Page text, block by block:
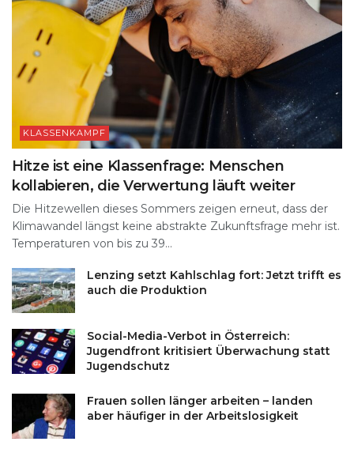
KLASSENKAMPF
Hitze ist eine Klassenfrage: Menschen
kollabieren, die Verwertung läuft weiter
Die Hitzewellen dieses Sommers zeigen erneut, dass der
Klimawandel längst keine abstrakte Zukunftsfrage mehr ist.
Temperaturen von bis zu 39...
Lenzing setzt Kahlschlag fort: Jetzt trifft es
auch die Produktion
Social-Media-Verbot in Österreich:
Jugendfront kritisiert Überwachung statt
Jugendschutz
Frauen sollen länger arbeiten – landen
aber häufiger in der Arbeitslosigkeit